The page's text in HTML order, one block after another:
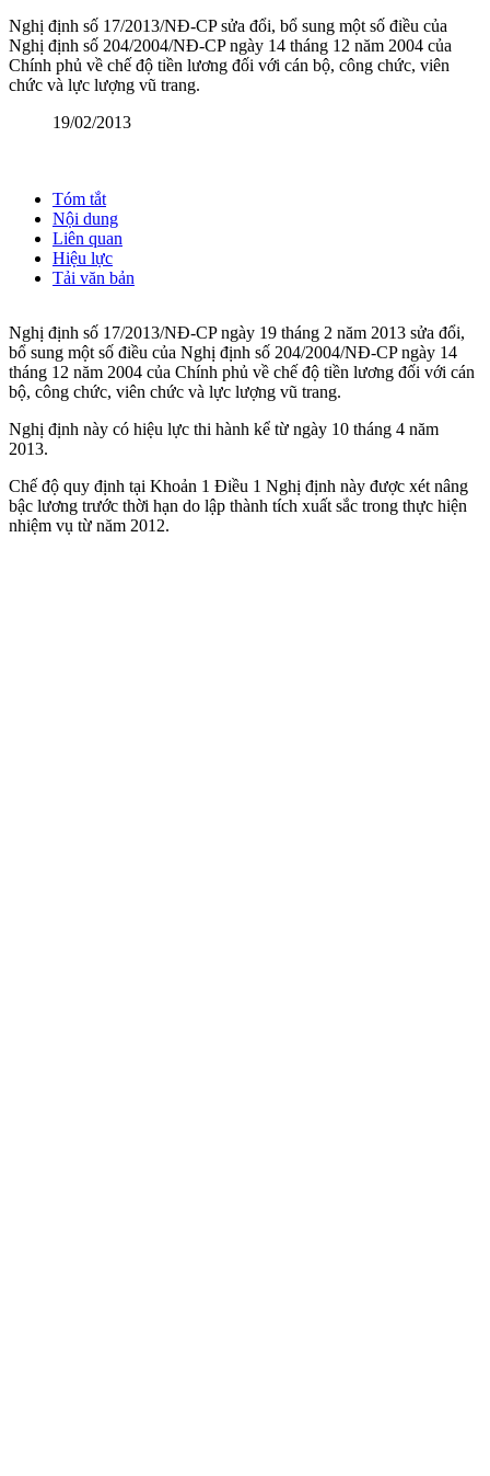
Nghị định số 17/2013/NĐ-CP sửa đổi, bổ sung một số điều của
Nghị định số 204/2004/NĐ-CP ngày 14 tháng 12 năm 2004 của
Chính phủ về chế độ tiền lương đối với cán bộ, công chức, viên
chức và lực lượng vũ trang.
19/02/2013
Tóm tắt
Nội dung
Liên quan
Hiệu lực
Tải văn bản
Nghị định số 17/2013/NĐ-CP ngày 19 tháng 2 năm 2013 sửa đổi,
bổ sung một số điều của Nghị định số 204/2004/NĐ-CP ngày 14
tháng 12 năm 2004 của Chính phủ về chế độ tiền lương đối với cán
bộ, công chức, viên chức và lực lượng vũ trang.
Nghị định này có hiệu lực thi hành kể từ ngày 10 tháng 4 năm
2013.
Chế độ quy định tại Khoản 1 Điều 1 Nghị định này được xét nâng
bậc lương trước thời hạn do lập thành tích xuất sắc trong thực hiện
nhiệm vụ từ năm 2012.